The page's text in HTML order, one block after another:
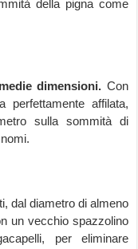
della pigna come
medie dimensioni. Con
perfettamente affilata,
sulla sommità di
dal diametro di almeno
un vecchio spazzolino
per eliminare